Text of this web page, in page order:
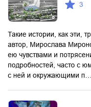
3
Такие истории, как эти,
автор, Мирослава
ею чувствами и
подробностей, часто с
с ней и окружающими п…